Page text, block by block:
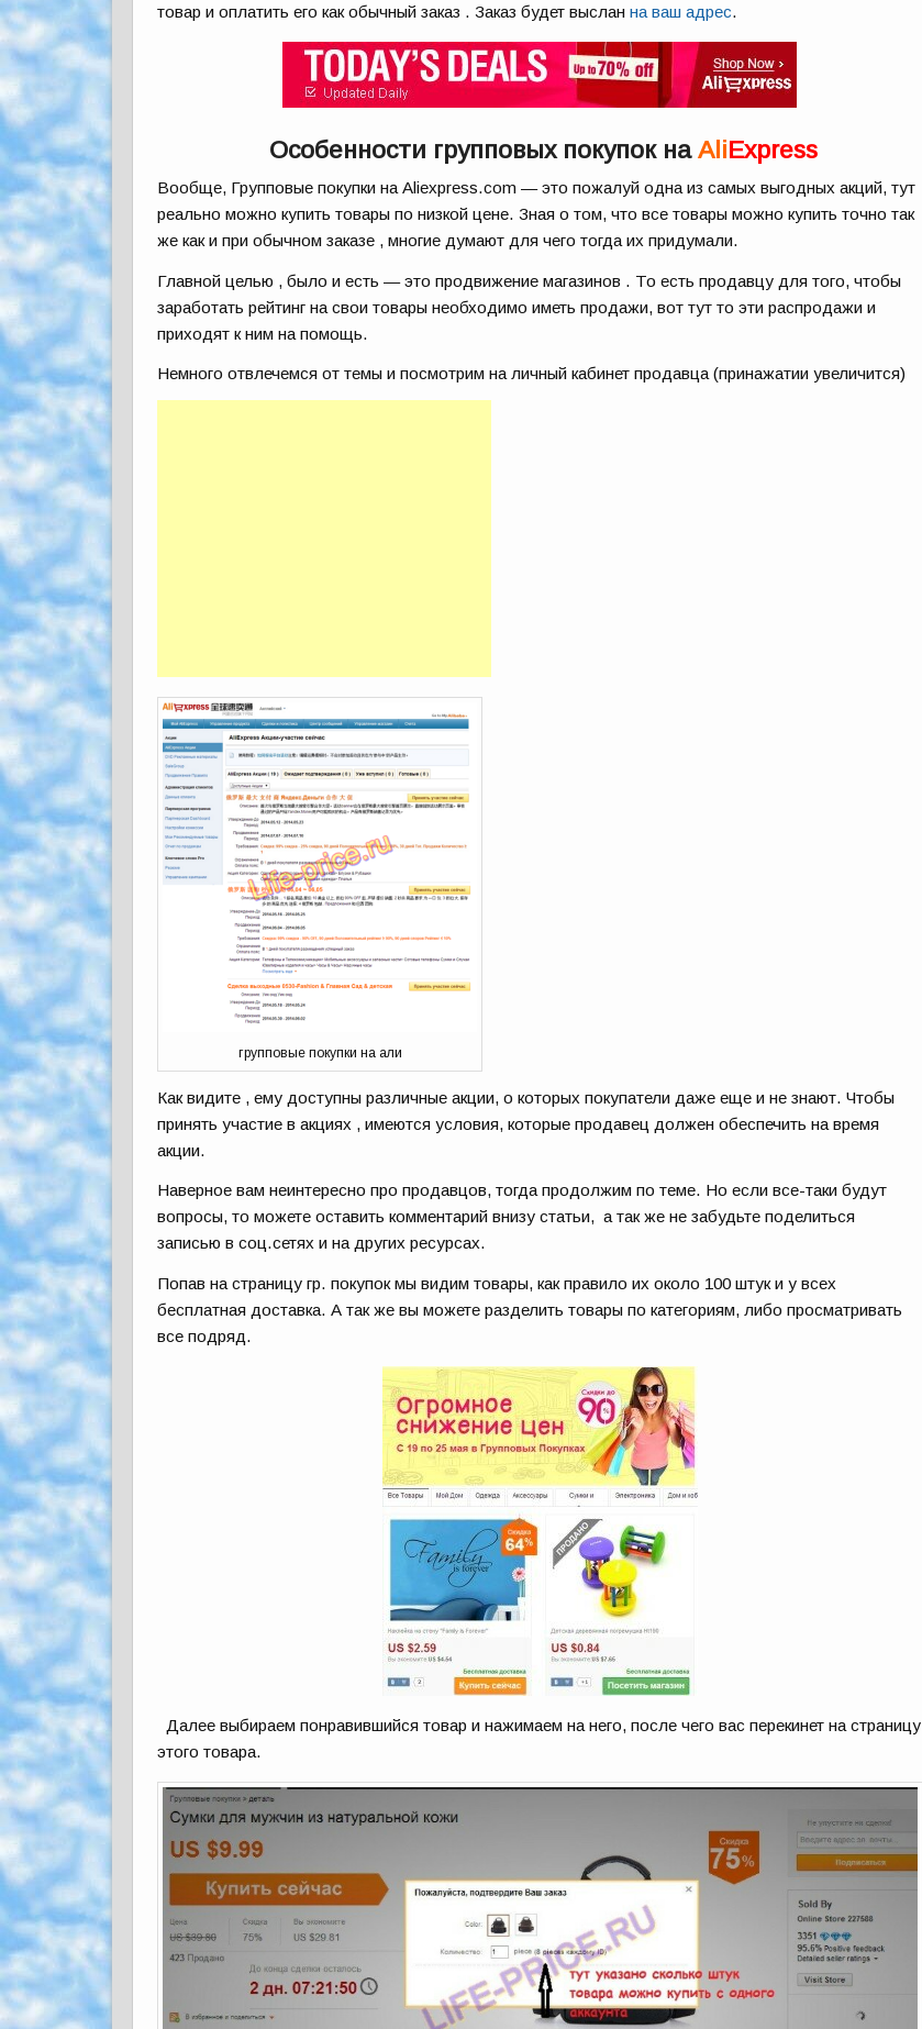
товар и оплатить его как обычный заказ . Заказ будет высланна ваш адрес.
Особенности групповых покупок наAliExpress
Вообще, Групповые покупки на Aliexpress.com — это пожалуй одна из самых выгодных акций, тут
реально можно купить товары по низкой цене. Зная о том, что все товары можно купить точно так
же как и при обычном заказе , многие думают для чего тогда их придумали.
Главной целью , было и есть — это продвижение магазинов . То есть продавцу для того, чтобы
заработать рейтинг на свои товары необходимо иметь продажи, вот тут то эти распродажи и
приходят к ним на помощь.
Немного отвлечемся от темы и посмотрим на личный кабинет продавца (принажатии увеличится)
групповые покупки на али
Как видите , ему доступны различные акции, о которых покупатели даже еще и не знают. Чтобы
принять участие в акциях , имеются условия, которые продавец должен обеспечить на время
акции.
Наверное вам неинтересно про продавцов, тогда продолжим по теме. Но если все-таки будут
вопросы, то можете оставить комментарий внизу статьи, а так же не забудьте поделиться
записью в соц.сетях и на других ресурсах.
Попав на страницу гр. покупок мы видим товары, как правило их около 100 штук и у всех
бесплатная доставка. А так же вы можете разделить товары по категориям, либо просматривать
все подряд.
Далее выбираем понравившийся товар и нажимаем на него, после чего вас перекинет на страницу
этого товара.